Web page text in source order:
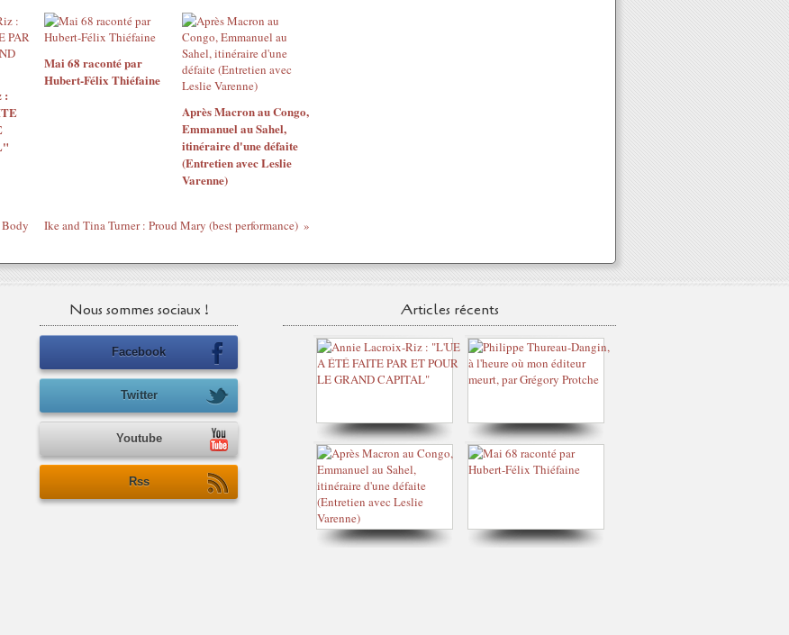
:
Mai 68 raconté par
Hubert-Félix Thiéfaine
Après Macron au Congo,
Emmanuel au Sahel,
itinéraire d'une défaite
(Entretien avec Leslie
Varenne)
Ike and Tina Turner : Proud Mary (best performance)
Nous sommes sociaux !
Facebook
Twitter
Youtube
Rss
Articles récents